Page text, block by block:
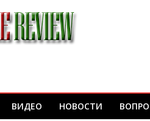
ВИДЕО НОВОСТИ